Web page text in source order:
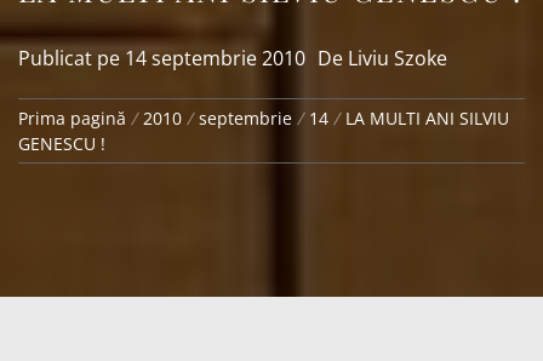
Publicat pe 14 septembrie 2010 De Liviu Szoke
Prima pagină 2010 septembrie 14
LA MULTI ANI SILVIU
GENESCU !